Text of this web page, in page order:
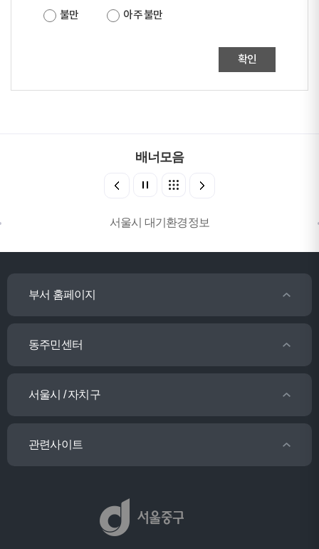
불만
아주 불만
확인
배너모음
서울시 대기환경정보
부서 홈페이지
동주민센터
서울시 / 자치구
관련사이트